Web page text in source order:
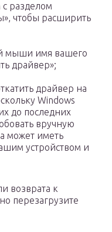
разделом
чтобы расширить
мыши имя вашего
драйвер»;
драйвер на
Windows
до последних
вручную
может иметь
устройством и
возврата к
перезагрузите